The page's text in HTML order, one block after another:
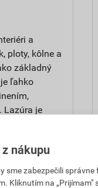
a
ploty, kôlne a
základný
ľahko
Lazúra je
nemocnice a
nákupu
sme zabezpečili
Kliknutím na „Prijímam"